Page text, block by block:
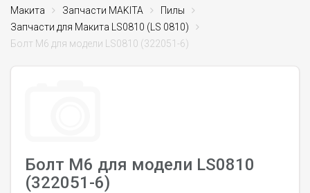
Макита Запчасти MAKITA
Пилы
Запчасти для Макита LS0810 (LS 0810)
Болт М6 для модели LS0810 (322051-6)
Болт М6 для модели LS0810
(322051-6)